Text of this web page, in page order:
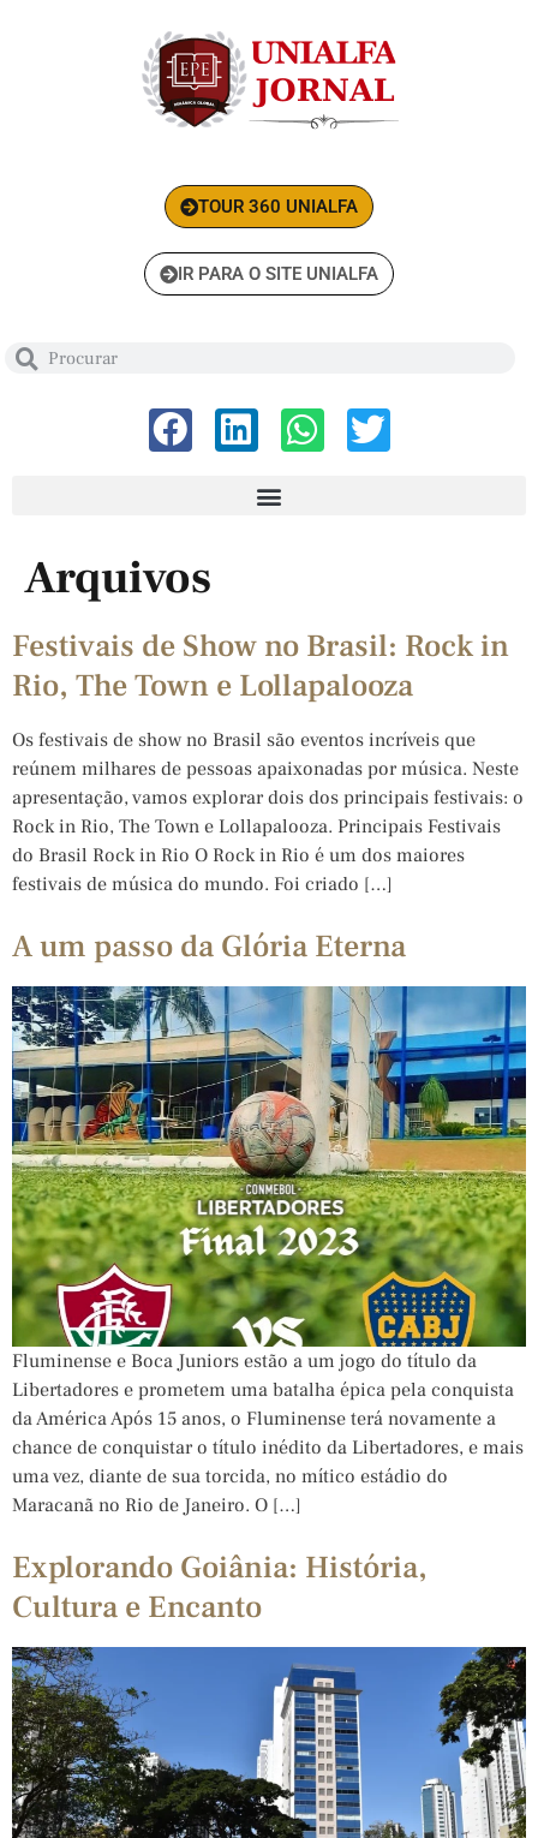
TOUR 360 UNIALFA
IR PARA O SITE UNIALFA
Arquivos
Festivais de Show no Brasil: Rock in
Rio, The Town e Lollapalooza
Os festivais de show no Brasil são eventos incríveis que
reúnem milhares de pessoas apaixonadas por música. Neste
apresentação, vamos explorar dois dos principais festivais: o
Rock in Rio, The Town e Lollapalooza. Principais Festivais
do Brasil Rock in Rio O Rock in Rio é um dos maiores
festivais de música do mundo. Foi criado […]
A um passo da Glória Eterna
Fluminense e Boca Juniors estão a um jogo do título da
Libertadores e prometem uma batalha épica pela conquista
da América Após 15 anos, o Fluminense terá novamente a
chance de conquistar o título inédito da Libertadores, e mais
uma vez, diante de sua torcida, no mítico estádio do
Maracanã no Rio de Janeiro. O […]
Explorando Goiânia: História,
Cultura e Encanto